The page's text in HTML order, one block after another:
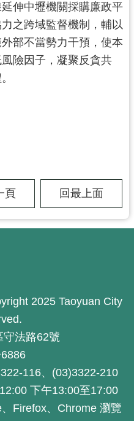
伸中壢機關採購廉政平
之跨域監督機制，輔以
部不當勢力干預，使本
險因子，凝聚反貪共
頁 回最上面
2025 Taoyuan City
法路62號
116、(03)3322-210
下午13:00至17:00
Firefox、Chrome 瀏覽